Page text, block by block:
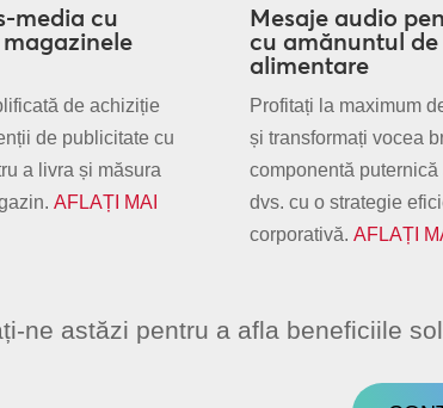
media cu
de achiziție
de publicitate cu
a livra și măsura
AFLAȚI MAI
Mesaje audio
cu amănuntul de
alimentare
Profitați la maximum
și transformați vocea
componentă
dvs. cu o strategie
corporativă. AFLAȚI
ne astăzi pentru a afla beneficiile